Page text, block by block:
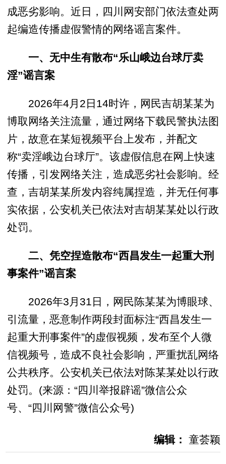
成恶劣影响。近日，四川网安部门依法查处两
起编造传播虚假警情的网络谣言案件。
一、无中生有散布“乐山峨边台球厅卖
淫”谣言案
2026年4月2日14时许，网民吉胡某某为
博取网络关注流量，通过网络下载民警执法图
片，故意在某短视频平台上发布，并配文
称“卖淫峨边台球厅”。该虚假信息在网上快速
传播，引发网络关注，造成恶劣社会影响。经
查，吉胡某某所发内容纯属捏造，并无任何事
实依据，公安机关已依法对吉胡某某处以行政
处罚。
二、凭空捏造散布“西昌发生一起重大刑
事案件”谣言案
2026年3月31日，网民陈某某为博眼球、
引流量，恶意制作两段封面标注“西昌发生一
起重大刑事案件”的虚假视频，发布至个人微
信视频号，造成不良社会影响，严重扰乱网络
公共秩序。公安机关已依法对陈某某处以行政
处罚。(来源：“四川举报辟谣”微信公众
号、“四川网警”微信公众号)
编辑： 童荟颖